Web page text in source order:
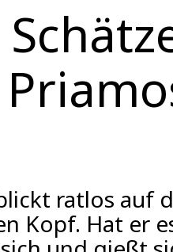
ratlos auf
Kopf. Hat er